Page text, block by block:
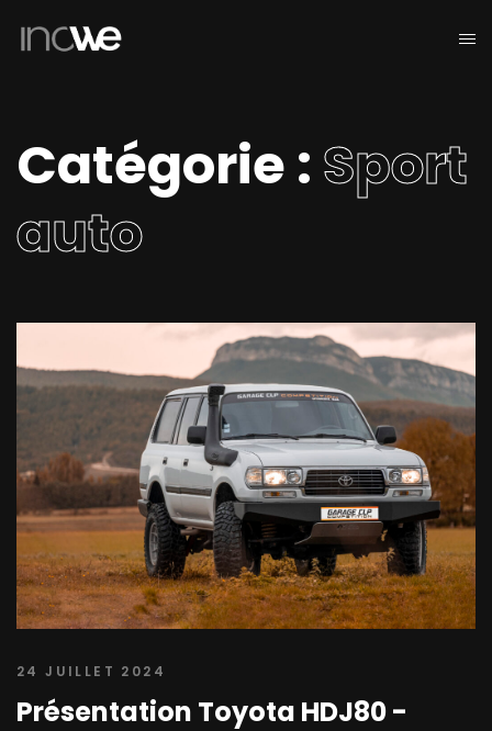
Catégorie :Sport
auto
24 JUILLET 2024
Présentation Toyota HDJ80 -